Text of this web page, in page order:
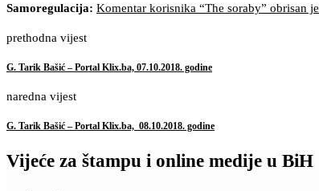
Samoregulacija: Komentar korisnika “The soraby” obrisan
prethodna vijest
G. Tarik Bašić – Portal Klix.ba, 07.10.2018. godine
naredna vijest
G. Tarik Bašić – Portal Klix.ba, 08.10.2018. godine
Vijeće za štampu i online medije u BiH